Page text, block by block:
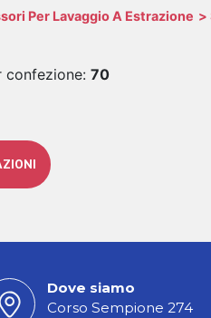
Per Lavaggio A Estrazione
confezione: 70
Dove siamo
Corso Sempione 274